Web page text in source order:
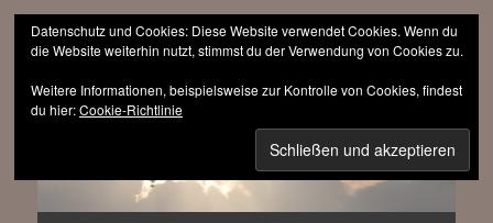
sinnfrei.ch
Datenschutz und Cookies: Diese Website verwendet Cookies. Wenn du
die Website weiterhin nutzt, stimmst du der Verwendung von Cookies zu.
Weitere Informationen, beispielsweise zur Kontrolle von Cookies, findest
du hier:Cookie-Richtlinie